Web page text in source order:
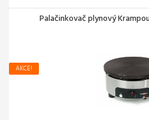
Palačinkovač plynový
AKCE!